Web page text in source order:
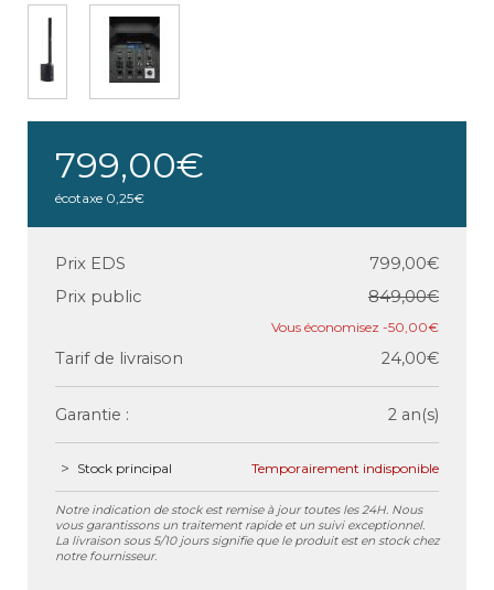
799,00€
écotaxe 0,25€
Prix EDS
799,00€
Prix public
849,00€
-50,00€
Tarif de livraison 24,00€
Garantie : 2 an(s)
Stock principal Temporairement indisponible
Notre indication de stock est remise à jour toutes les 24H. Nous
vous garantissons un traitement rapide et un suivi exceptionnel.
La livraison sous 5/10 jours signifie que le produit est en stock chez
notre fournisseur.